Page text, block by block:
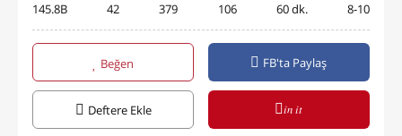
145.8B 42 379 106 60 dk. 8-10
Beğen FB'ta Paylaş
Deftere Ekle in it